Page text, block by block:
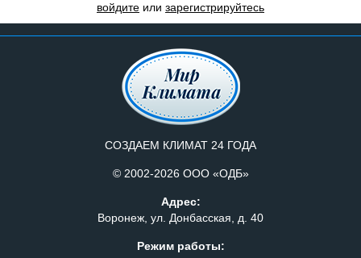
войдите или зарегистрируйтесь
СОЗДАЕМ КЛИМАТ 24 ГОДА
© 2002-2026 ООО «ОДБ»
Адрес:
Воронеж, ул. Донбасская, д. 40
Режим работы: